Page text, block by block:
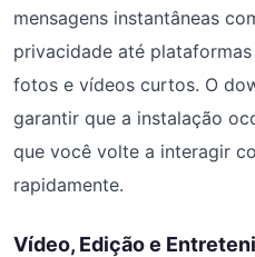
mensagens instantâneas
privacidade até
fotos e vídeos curtos. O
garantir que a instalação
que você volte a interagir
rapidamente.
Vídeo, Edição e